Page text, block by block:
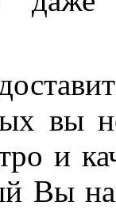
вы
и
Вы